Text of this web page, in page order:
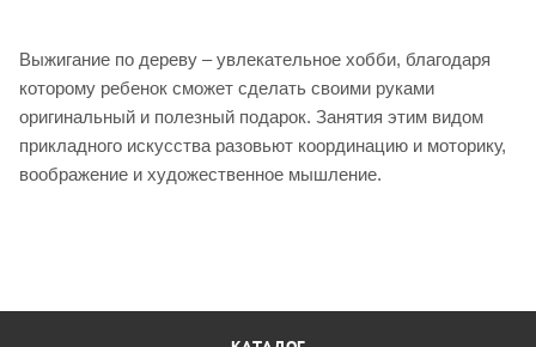
Выжигание по дереву – увлекательное хобби, благодаря
которому ребенок сможет сделать своими руками
оригинальный и полезный подарок. Занятия этим видом
прикладного искусства разовьют координацию и моторику,
воображение и художественное мышление.